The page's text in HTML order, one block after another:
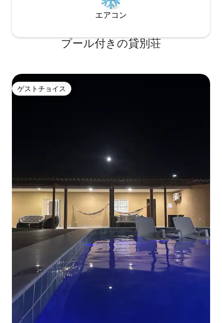
エアコン
プール付きの貸別荘
ゲストチョイス
ゲストチョイス